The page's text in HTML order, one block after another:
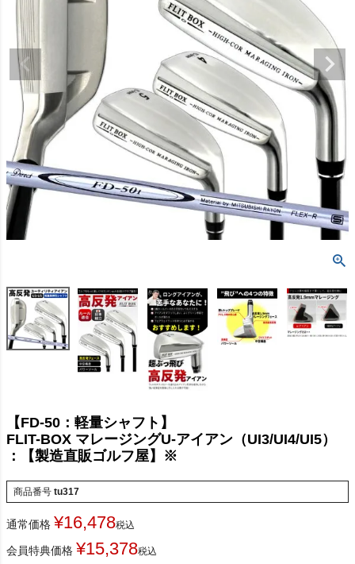
【FD-50：軽量シャフト】
FLIT-BOX マレージングU-アイアン（UI3/UI4/UI5）
：【製造直販ゴルフ屋】※
商品番号 tu317
通常価格 ¥16,478税込
会員特典価格 ¥15,378税込